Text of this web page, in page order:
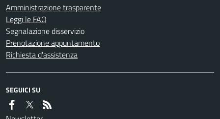
Amministrazione trasparente
Leggi le FAQ
Segnalazione disservizio
Prenotazione appuntamento
Richiesta d'assistenza
SEGUICI SU